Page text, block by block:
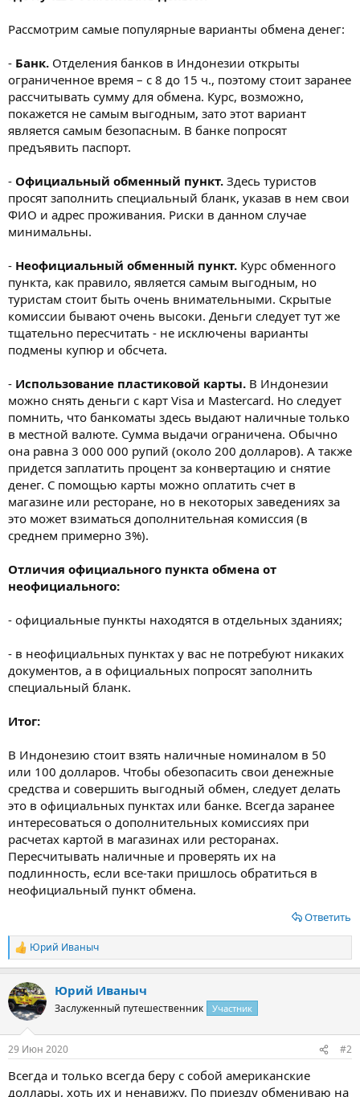
Рассмотрим самые популярные варианты обмена денег:
- Банк. Отделения банков в Индонезии открыты
ограниченное время – с 8 до 15 ч., поэтому стоит заранее
рассчитывать сумму для обмена. Курс, возможно,
покажется не самым выгодным, зато этот вариант
является самым безопасным. В банке попросят
предъявить паспорт.
- Официальный обменный пункт. Здесь туристов
просят заполнить специальный бланк, указав в нем свои
ФИО и адрес проживания. Риски в данном случае
минимальны.
- Неофициальный обменный пункт. Курс обменного
пункта, как правило, является самым выгодным, но
туристам стоит быть очень внимательными. Скрытые
комиссии бывают очень высоки. Деньги следует тут же
тщательно пересчитать - не исключены варианты
подмены купюр и обсчета.
- Использование пластиковой карты. В Индонезии
можно снять деньги с карт Visa и Mastercard. Но следует
помнить, что банкоматы здесь выдают наличные только
в местной валюте. Сумма выдачи ограничена. Обычно
она равна 3 000 000 рупий (около 200 долларов). А также
придется заплатить процент за конвертацию и снятие
денег. С помощью карты можно оплатить счет в
магазине или ресторане, но в некоторых заведениях за
это может взиматься дополнительная комиссия (в
среднем примерно 3%).
Отличия официального пункта обмена от
неофициального:
- официальные пункты находятся в отдельных зданиях;
- в неофициальных пунктах у вас не потребуют никаких
документов, а в официальных попросят заполнить
специальный бланк.
Итог:
В Индонезию стоит взять наличные номиналом в 50
или 100 долларов. Чтобы обезопасить свои денежные
средства и совершить выгодный обмен, следует делать
это в официальных пунктах или банке. Всегда заранее
интересоваться о дополнительных комиссиях при
расчетах картой в магазинах или ресторанах.
Пересчитывать наличные и проверять их на
подлинность, если все-таки пришлось обратиться в
неофициальный пункт обмена.
Ответить
Р
е
к
ц
и
Юрий Иваныч
Юрий Иваныч
Заслуженный путешественник Участник
29 Июн 2020 #2
Всегда и только всегда беру с собой американские
доллары, хоть их и ненавижу. По приезду обмениваю на